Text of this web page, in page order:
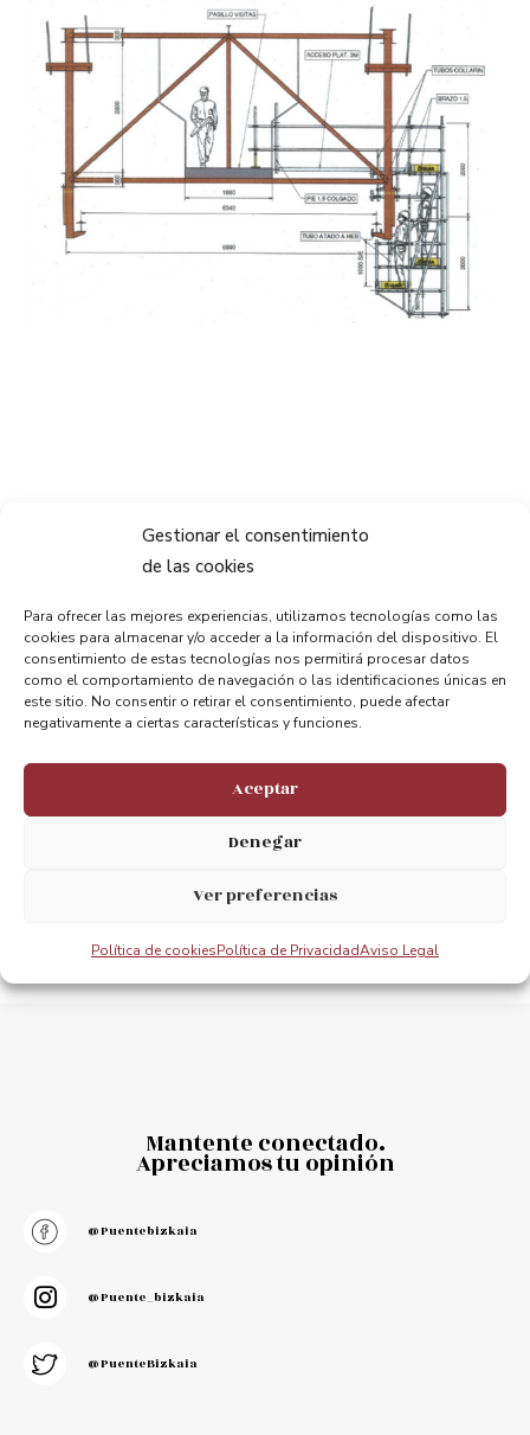
Gestionar el consentimiento
de las cookies
Para ofrecer las mejores experiencias, utilizamos tecnologías como las
cookies para almacenar y/o acceder a la información del dispositivo. El
consentimiento de estas tecnologías nos permitirá procesar datos
como el comportamiento de navegación o las identificaciones únicas en
este sitio. No consentir o retirar el consentimiento, puede afectar
negativamente a ciertas características y funciones.
Aceptar
Denegar
Ver preferencias
Política de cookiesPolítica de PrivacidadAviso Legal
Compartir:
REVISIÓN MENSULAS
Mantente conectado.
Apreciamos tu opinión
@puentebizkaia
@puente_bizkaia
@PuenteBizkaia